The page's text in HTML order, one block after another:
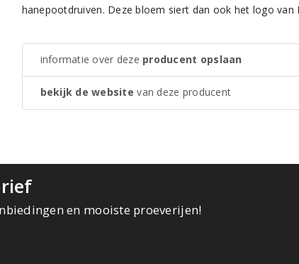
hanepootdruiven. Deze bloem siert dan ook het logo van
informatie over deze producent opslaan
bekijk de website van deze producent
en mooiste proeverijen!